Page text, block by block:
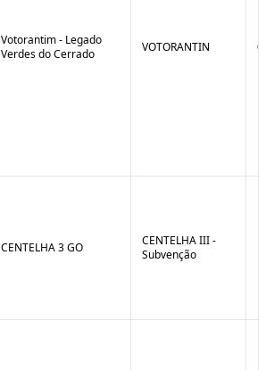
Votorantim - Legado
Verdes do Cerrado
VOTORANTIN
CENTELHA 3 GO
CENTELHA III -
Subvenção